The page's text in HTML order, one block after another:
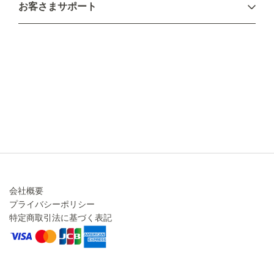
配送について
不良品・返品について
お客さまサポート
会社概要
プライバシーポリシー
特定商取引法に基づく表記